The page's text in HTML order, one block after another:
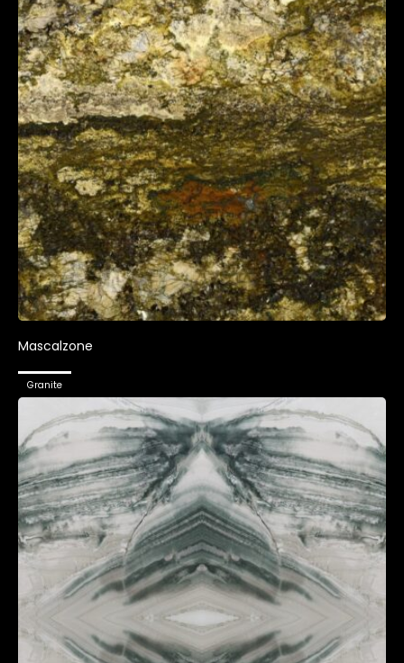
Mascalzone
Granite